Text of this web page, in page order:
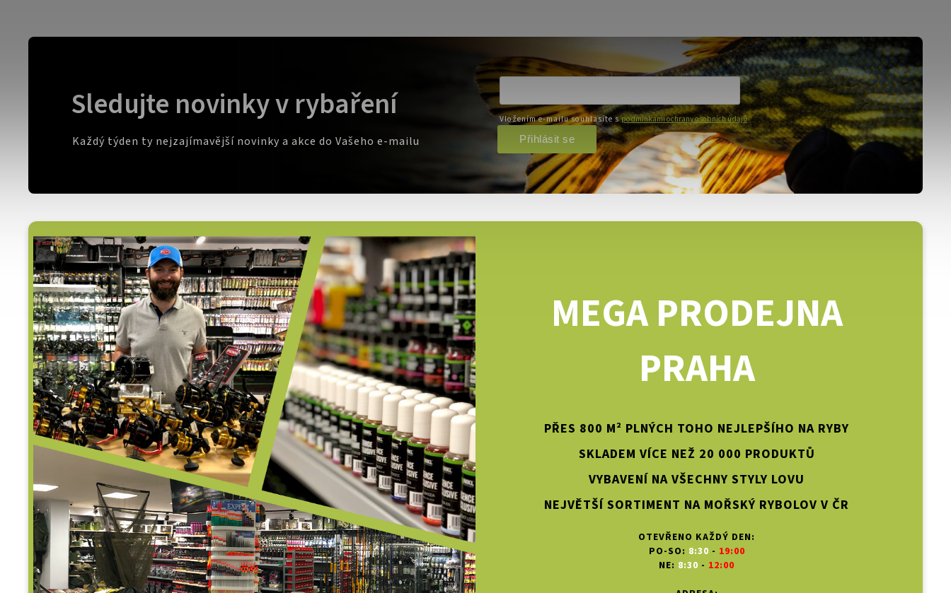
MEGA PRODEJNA
PRAHA
PŘES 800 M² PLNÝCH TOHO NEJLEPŠÍHO NA RYBY
SKLADEM VÍCE NEŽ 20 000 PRODUKTŮ
VYBAVENÍ NA VŠECHNY STYLY LOVU
NEJVĚTŠÍ SORTIMENT NA MOŘSKÝ RYBOLOV V ČR
OTEVŘENO KAŽDÝ DEN:
PO-SO: 8:30 - 19:00
NE: 8:30 - 12:00
Sledujte novinky v rybaření
Každý týden ty nejzajímavější novinky a akce do Vašeho e-mailu
Vložením e-mailu souhlasíte spodmínkami ochrany osobních údajů
Přihlásit se